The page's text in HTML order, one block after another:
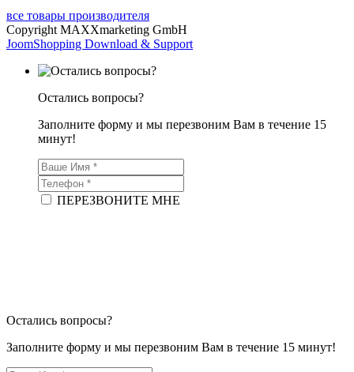
все товары производителя
Copyright MAXXmarketing GmbH
JoomShopping Download & Support
Остались вопросы?
Заполните форму и мы перезвоним Вам в течение 15
минут!
ПЕРЕЗВОНИТЕ МНЕ
Остались вопросы?
Заполните форму и мы перезвоним Вам в течение 15 минут!